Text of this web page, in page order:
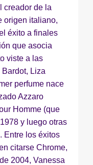
por Annick
las materias
creador de la
origen italiano,
éxito a finales
que asocia
viste a las
Liza
perfume nace
Azzaro
Homme (que
y luego otras
Entre los éxitos
citarse Chrome,
2004, Vanessa